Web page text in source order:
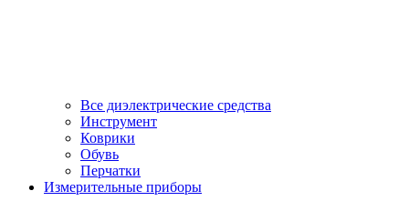
Все диэлектрические средства
Инструмент
Коврики
Обувь
Перчатки
Измерительные приборы